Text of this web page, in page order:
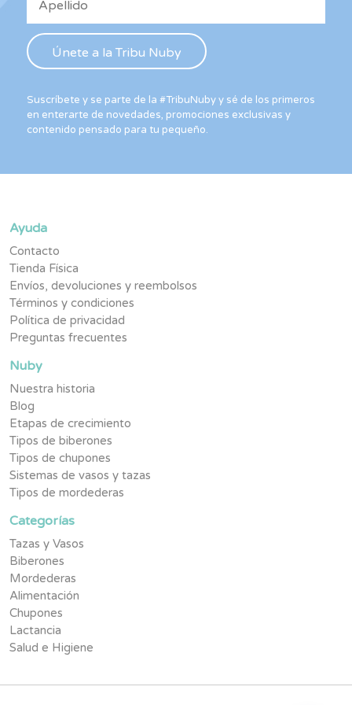
Suscríbete y se parte de la #TribuNuby y sé de los primeros
en enterarte de novedades, promociones exclusivas y
contenido pensado para tu pequeño.
Ayuda
Contacto
Tienda Física
Envíos, devoluciones y reembolsos
Términos y condiciones
Política de privacidad
Preguntas frecuentes
Nuby
Nuestra historia
Blog
Etapas de crecimiento
Tipos de biberones
Tipos de chupones
Sistemas de vasos y tazas
Tipos de mordederas
Categorías
Tazas y Vasos
Biberones
Mordederas
Alimentación
Chupones
Lactancia
Salud e Higiene